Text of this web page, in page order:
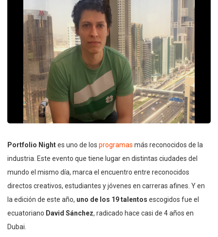
Portfolio Nightes uno de los programas más reconocidos de la
industria. Este evento que tiene lugar en distintas ciudades del
mundo el mismo día, marca el encuentro entre reconocidos
directos creativos, estudiantes y jóvenes en carreras afines. Y en
la edición de este año, uno de los 19 talentos escogidos fue el
ecuatoriano David Sánchez, radicado hace casi de 4 años en
Dubai.